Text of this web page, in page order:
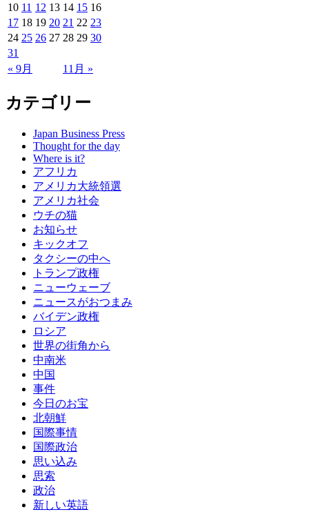
« 9月 11月 »
10 11 12 13 14 15 16
17 18 19 20 21 22 23
24 25 26 27 28 29 30
31
カテゴリー
Japan Business Press
Thought for the day
Where is it?
アフリカ
アメリカ大統領選
アメリカ社会
ウチの猫
お知らせ
キックオフ
タクシーの中へ
トランプ政権
ニューウェーブ
ニュースがおつまみ
バイデン政権
ロシア
世界の街角から
中南米
中国
事件
今日のお宝
北朝鮮
国際事情
国際政治
思い込み
思索
政治
新しい英語